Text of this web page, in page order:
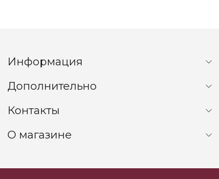
Информация
Дополнительно
Контакты
О магазине